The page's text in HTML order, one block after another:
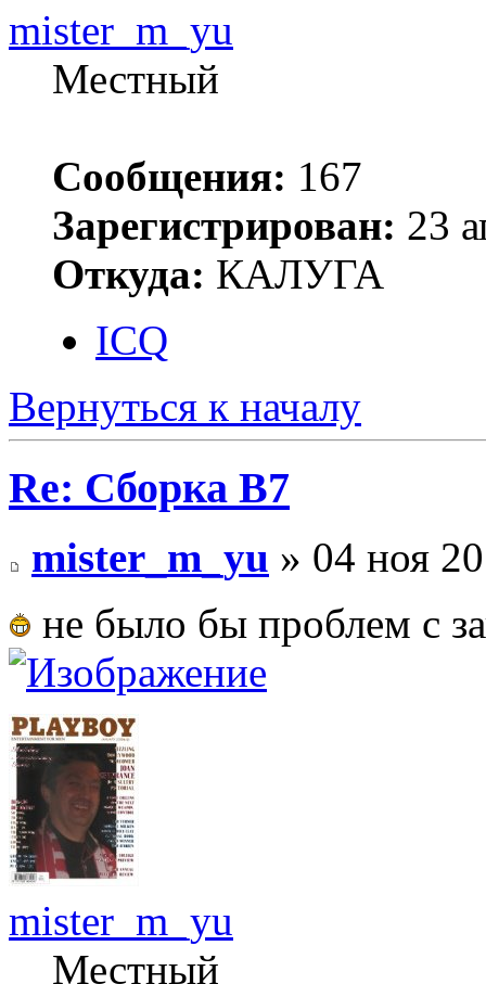
mister_m_yu
Местный
Сообщения: 167
Зарегистрирован: 23
Откуда: КАЛУГА
ICQ
Вернуться к началу
Re: Сборка B7
mister_m_yu » 04 ноя
не было бы проблем с
mister_m_yu
Местный